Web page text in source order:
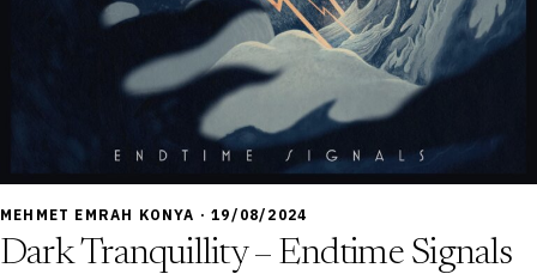
7,0
MEHMET EMRAH KONYA · 19/08/2024
Dark Tranquillity – Endtime Signals